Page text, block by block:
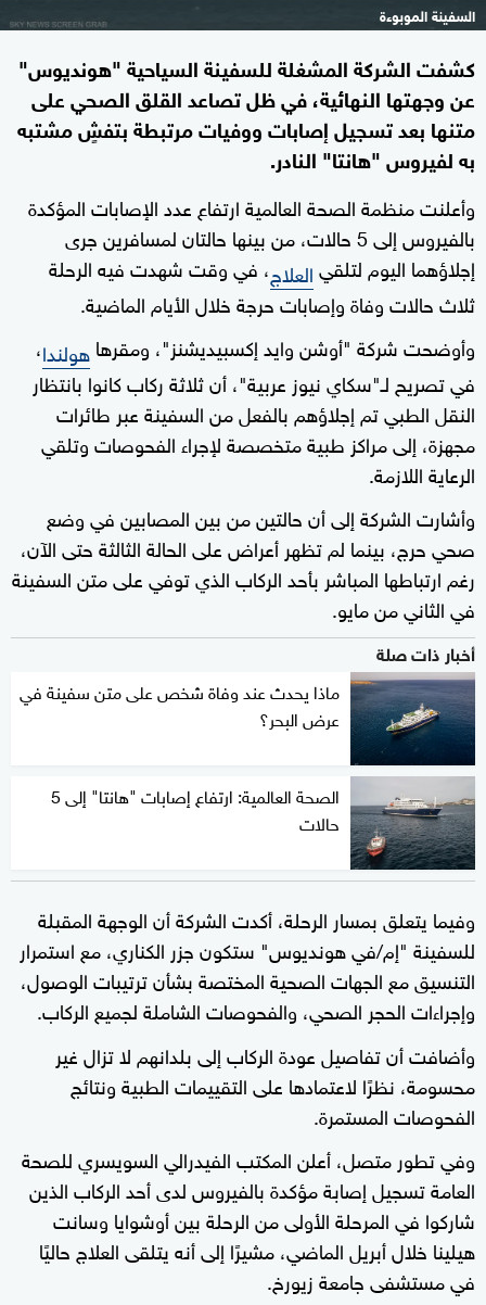
السفينة الموبوءة
كشفت الشركة المشغلة للسفينة السياحية "هونديوس"
عن وجهتها النهائية، في ظل تصاعد القلق الصحي على
متنها بعد تسجيل إصابات ووفيات مرتبطة بتفشٍ مشتبه
به لفيروس "هانتا" النادر.
وأعلنت منظمة الصحة العالمية ارتفاع عدد الإصابات المؤكدة
بالفيروس إلى 5 حالات، من بينها حالتان لمسافرين جرى
إجلاؤهما اليوم لتلقيالعلاج، في وقت شهدت فيه الرحلة
ثلاث حالات وفاة وإصابات حرجة خلال الأيام الماضية.
وأوضحت شركة "أوشن وايد إكسبيديشنز"، ومقرهاهولندا،
في تصريح لـ"سكاي نيوز عربية"، أن ثلاثة ركاب كانوا بانتظار
النقل الطبي تم إجلاؤهم بالفعل من السفينة عبر طائرات
مجهزة، إلى مراكز طبية متخصصة لإجراء الفحوصات وتلقي
الرعاية اللازمة.
وأشارت الشركة إلى أن حالتين من بين المصابين في وضع
صحي حرج، بينما لم تظهر أعراض على الحالة الثالثة حتى الآن،
رغم ارتباطها المباشر بأحد الركاب الذي توفي على متن السفينة
في الثاني من مايو.
أخبار ذات صلة
ماذا يحدث عند وفاة شخص على متن سفينة في
عرض البحر؟
الصحة العالمية: ارتفاع إصابات "هانتا" إلى 5
حالات
وفيما يتعلق بمسار الرحلة، أكدت الشركة أن الوجهة المقبلة
للسفينة "إم/في هونديوس" ستكون جزر الكناري، مع استمرار
التنسيق مع الجهات الصحية المختصة بشأن ترتيبات الوصول،
وإجراءات الحجر الصحي، والفحوصات الشاملة لجميع الركاب.
وأضافت أن تفاصيل عودة الركاب إلى بلدانهم لا تزال غير
محسومة، نظرًا لاعتمادها على التقييمات الطبية ونتائج
الفحوصات المستمرة.
وفي تطور متصل، أعلن المكتب الفيدرالي السويسري للصحة
العامة تسجيل إصابة مؤكدة بالفيروس لدى أحد الركاب الذين
شاركوا في المرحلة الأولى من الرحلة بين أوشوايا وسانت
هيلينا خلال أبريل الماضي، مشيرًا إلى أنه يتلقى العلاج حاليًا
في مستشفى جامعة زيورخ.